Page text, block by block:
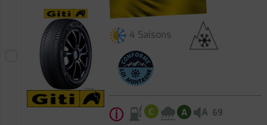
4 Saisons
ⓘ C A A 69